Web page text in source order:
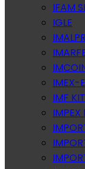
IFAM
IGLE
IMEX-
IMF
IMPEX